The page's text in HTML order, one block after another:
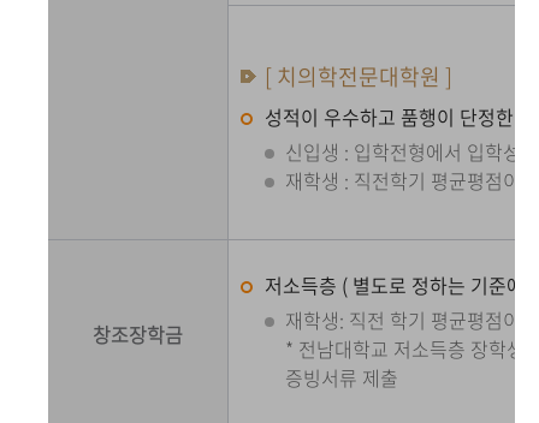
[ 치의학전문대학원 ]
성적이 우수하고 품행이 단정한 자
신입생 : 입학전형에서 입학성
재학생 : 직전학기 평균평점이
창조장학금
저소득층 ( 별도로 정하는 기준에
재학생: 직전 학기 평균평점이
* 전남대학교 저소득층 장학생
증빙서류 제출